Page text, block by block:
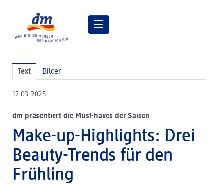
Pressebilder
dm Geschäftsführung
dm Markt
dm friseurstudio
dm kosmetikstudio
Verantwortung
Text Bilder
17.03.2025
dm präsentiert die Must-haves der Saison
Make-up-Highlights: Drei
Beauty-Trends für den
Frühling